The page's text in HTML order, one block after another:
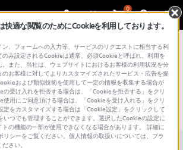
0
・お問い合わせ テレビ＆プロジェクター
ド 取扱説明書 Q&A
快適な閲覧のためにCookieを利用しております。
、フォームへの入力等、サービスのリクエストに相当する利
み設定されるCookieは通常、必須Cookieと呼ばれ、利用を
また、当社は、ウェブサイトにおけるお客様の利用状況を分
お客様に対してよりカスタマイズされたサービス・広告を提
および類似技術を使用して一定の情報を収集する場合が
の受け入れを拒否する場合は、「Cookieを拒否する」をクリ
使用にご同意頂ける場合は、「Cookieを受け入れる」をクリ
定をカスタマイズする場合は「Cookie設定」をクリックして
いつでも管理することができます。選択したCookieの設定に
の機能の一部が使用できなくなる場合があります。 詳細に
シーをご覧ください。個人情報の取扱いについては、プラ
さい。